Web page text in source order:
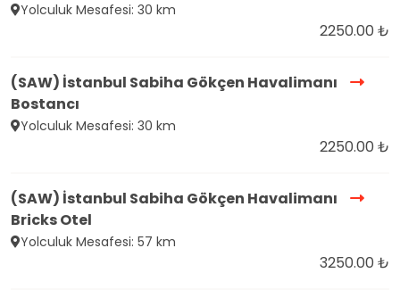
Yolculuk Mesafesi: 30 km
2250.00 ₺
(SAW) İstanbul Sabiha Gökçen Havalimanı
Bostancı
Yolculuk Mesafesi: 30 km
2250.00 ₺
(SAW) İstanbul Sabiha Gökçen Havalimanı
Bricks Otel
Yolculuk Mesafesi: 57 km
3250.00 ₺